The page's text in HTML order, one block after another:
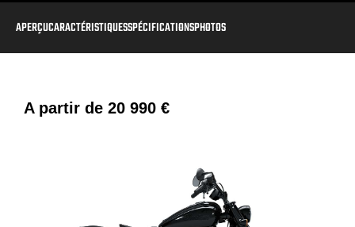
APERÇUCARACTÉRISTIQUESSPÉCIFICATIONSPHOTOS
A partir de 20 990 €